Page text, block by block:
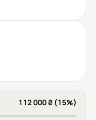
112 000 ₴ (15%)